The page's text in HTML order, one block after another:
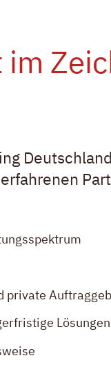
private
Lösungen